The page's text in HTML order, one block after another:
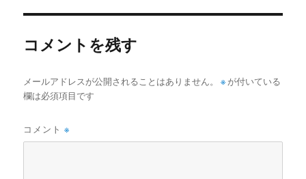
コメントを残す
メールアドレスが公開されることはありません。 ※ が付いている
欄は必須項目です
コメント※